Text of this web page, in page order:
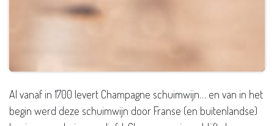
Al vanaf in 1700 levert Champagne schuimwijn… en van in het
begin werd deze schuimwijn door Franse (en buitenlandse)